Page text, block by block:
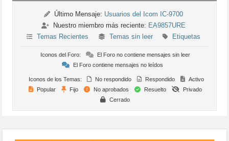
Último Mensaje: Usuarios del Icom IC-9700
Nuestro miembro más reciente: EA9857URE
Temas Recientes
Temas sin leer Etiquetas
Iconos del Foro:
El Foro no contiene mensajes sin leer
El Foro contiene mensajes no leídos
Iconos de los Temas: No respondido Respondido
Activo
Popular
Fijo No aprobados Resuelto
Privado
Cerrado